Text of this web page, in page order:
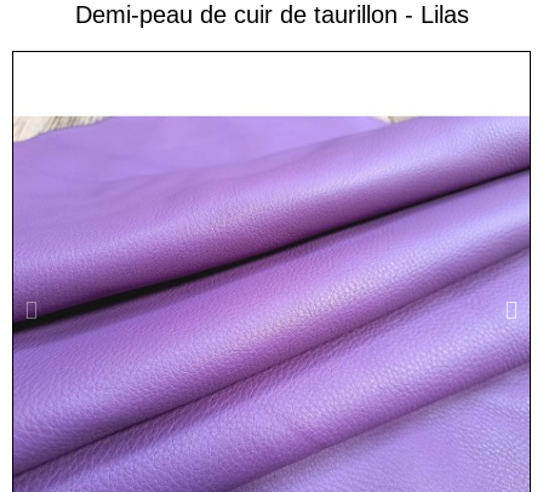
Demi-peau de cuir de taurillon - Lilas